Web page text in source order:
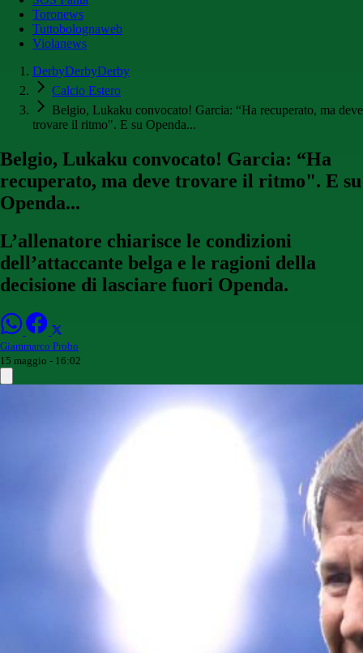
Toronews
Tuttobolognaweb
Violanews
DerbyDerbyDerby
Calcio Estero
Belgio, Lukaku convocato! Garcia: “Ha recuperato, ma deve
trovare il ritmo". E su Openda...
Belgio, Lukaku convocato! Garcia: “Ha
recuperato, ma deve trovare il ritmo". E su
Openda...
L’allenatore chiarisce le condizioni
dell’attaccante belga e le ragioni della
decisione di lasciare fuori Openda.
Giammarco Probo
15 maggio - 16:02